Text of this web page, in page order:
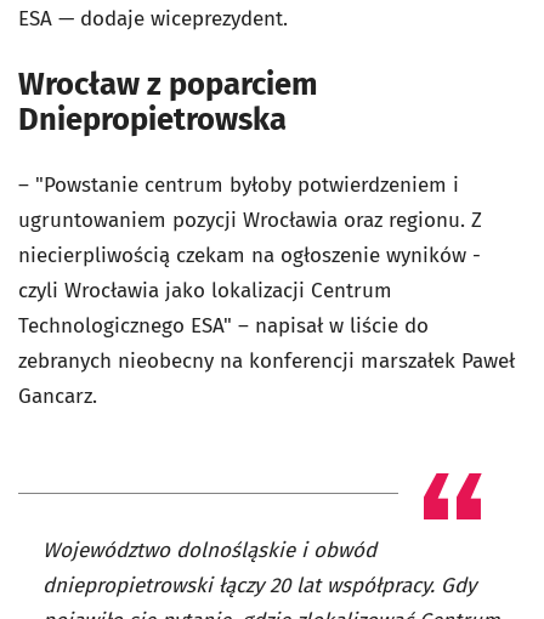
ESA — dodaje wiceprezydent.
Wrocław z poparciem
Dniepropietrowska
– "Powstanie centrum byłoby potwierdzeniem i
ugruntowaniem pozycji Wrocławia oraz regionu. Z
niecierpliwością czekam na ogłoszenie wyników -
czyli Wrocławia jako lokalizacji Centrum
Technologicznego ESA" – napisał w liście do
zebranych nieobecny na konferencji marszałek Paweł
Gancarz.
Województwo dolnośląskie i obwód
dniepropietrowski łączy 20 lat współpracy. Gdy